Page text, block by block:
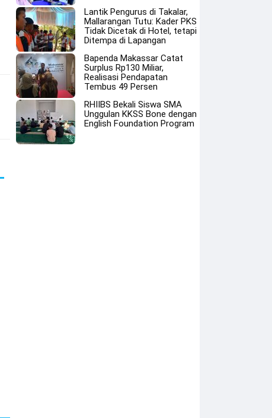
Lantik Pengurus di Takalar,
Mallarangan Tutu: Kader PKS
Tidak Dicetak di Hotel, tetapi
Ditempa di Lapangan
Bapenda Makassar Catat
Surplus Rp130 Miliar,
Realisasi Pendapatan
Tembus 49 Persen
RHIIBS Bekali Siswa SMA
Unggulan KKSS Bone dengan
English Foundation Program